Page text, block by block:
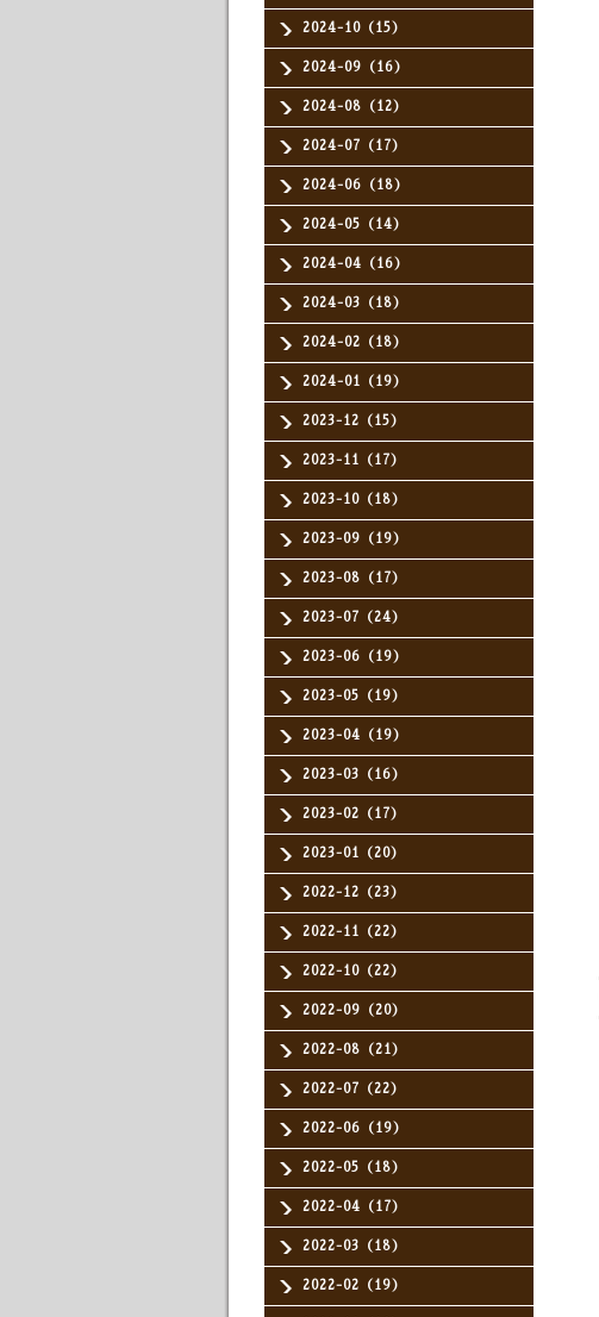
2024-10（15）
2024-09（16）
2024-08（12）
2024-07（17）
2024-06（18）
2024-05（14）
2024-04（16）
2024-03（18）
2024-02（18）
2024-01（19）
2023-12（15）
2023-11（17）
2023-10（18）
2023-09（19）
2023-08（17）
2023-07（24）
2023-06（19）
2023-05（19）
2023-04（19）
2023-03（16）
2023-02（17）
2023-01（20）
2022-12（23）
2022-11（22）
2022-10（22）
2022-09（20）
2022-08（21）
2022-07（22）
2022-06（19）
2022-05（18）
2022-04（17）
2022-03（18）
2022-02（19）